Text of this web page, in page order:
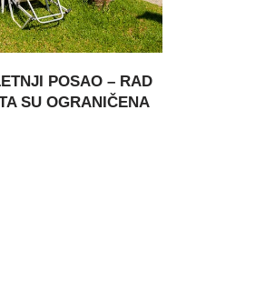
POSAO – RAD
SU OGRANIČENA